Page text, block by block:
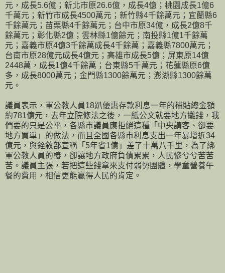
元，成長5.6億；新北市原26.6億，成長4億；桃園成長1億6
千萬元；新竹市成長4500萬元；新竹縣4千餘萬元；宜蘭縣6
千餘萬元；苗栗縣4千餘萬元；台中市原34億，成長2億8千
餘萬元；彰化縣2億；雲林縣1億餘元；南投縣1億1千餘萬
元；嘉義市原4億3千餘萬成長4千餘萬；嘉義縣7800萬元；
台南市原28億元成長4億元；高雄市成長5億；屏東原14億
2448萬，成長1億4千餘萬；台東縣5千萬元；花蓮縣原6億
多，成長8000萬元；金門縣1300餘萬元；澎湖縣1300餘萬
元。
議員表示，軍公教人員18趴優惠存款利息一年的補貼總金額
約781億元，去年立院修法之後，一紙公文就要地方攤錢，我
們要的只是公平，各縣市議員應拒絕這種「中央請客、卻要
地方買單」的做法，而且全國各縣市利息支出一年暴增近34
億元，與銓敘部宣稱「5年省1億」差了十萬八千里，為了綁
軍公教人員的樁，卻讓地方政府負債累累，人民慘兮兮苦苦
苦。議員主張，若把這些錢拿來支付弱勢團體，學童營養午
餐的費用，相信更能贏得人民的肯定。